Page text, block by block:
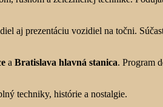
aj prezentáciu vozidiel na točni.
a Bratislava hlavná stanica. Program
techniky, histórie a nostalgie.